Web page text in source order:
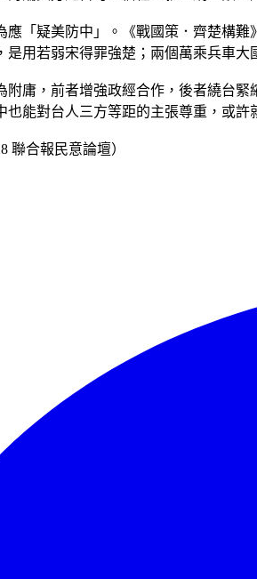
應「疑美防中」。《戰國策．齊楚構
是用若弱宋得罪強楚；兩個萬乘兵車
附庸，前者增強政經合作，後者繞台
也能對台人三方等距的主張尊重，或
聯合報民意論壇）